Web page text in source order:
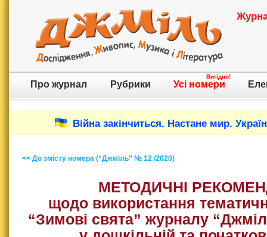
Про журнал Рубрики Усі номери
Вигідно!
Війна закінчиться. Настане мир.
<< До змісту номера (“Джміль” № 12 /2020)
МЕТОДИЧНІ
щодо використання
“Зимові свята” журналу